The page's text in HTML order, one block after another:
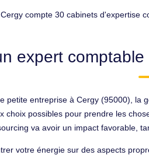
compte 30 cabinets d'expertise
expert
petite entreprise à Cergy (95000),
choix possibles pour prendre les
va avoir un impact favorable,
votre énergie sur des aspects